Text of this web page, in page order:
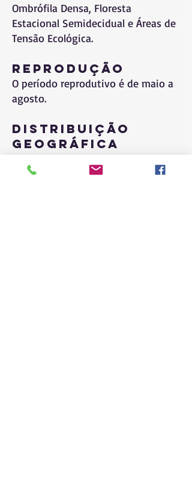
Ombrófila Densa, Floresta
Estacional Semidecidual e Áreas de
Tensão Ecológica.
Reprodução
O período reprodutivo é de maio a
agosto.
Distribuição
Geográfica
Pernambuco e Paraíba.